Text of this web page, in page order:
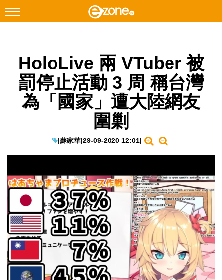
Facebook Instagram
科技焦點
網絡生活
EduTech
IT Times
生成式AI與雲端應用
Enterprise Digital Transformation
特集
HoloLive 兩 VTuber 被
罰停止活動 3 周 稱台灣
為「國家」遭大陸網友
圍剿
|蘇家華|29-09-2020 12:01|